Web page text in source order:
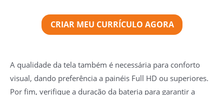
CRIAR MEU CURRÍCULO AGORA
A qualidade da tela também é necessária para conforto
visual, dando preferência a painéis Full HD ou superiores.
Por fim, verifique a duração da bateria para garantir a